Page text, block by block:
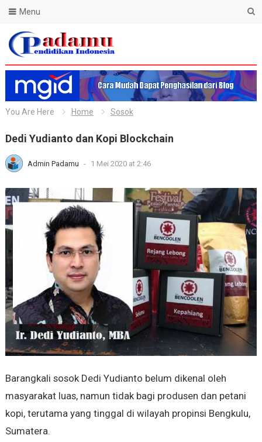
Blog Padamu
Menu
You Are Here Home Sosok
Dedi Yudianto dan Kopi Blockchain
Admin Padamu - 1 Mei 2020 at 2:46
Barangkali sosok Dedi Yudianto belum dikenal oleh
masyarakat luas, namun tidak bagi produsen dan petani
kopi, terutama yang tinggal di wilayah propinsi Bengkulu,
Sumatera.